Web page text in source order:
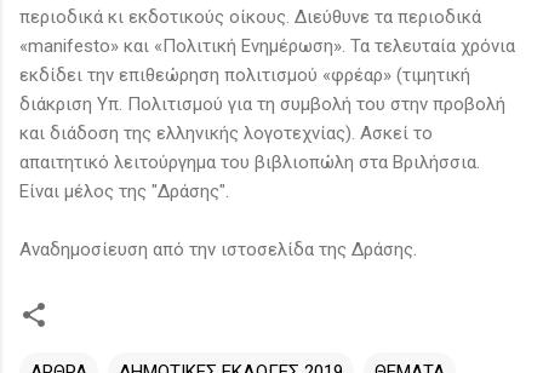
περιοδικά κι εκδοτικούς οίκους. Διεύθυνε τα περιοδικά
«manifesto» και «Πολιτική Ενημέρωση». Τα τελευταία χρόνια
εκδίδει την επιθεώρηση πολιτισμού «φρέαρ» (τιμητική
διάκριση Υπ. Πολιτισμού για τη συμβολή του στην προβολή
και διάδοση της ελληνικής λογοτεχνίας). Ασκεί το
απαιτητικό λειτούργημα του βιβλιοπώλη στα Βριλήσσια.
Είναι μέλος της "Δράσης".
Αναδημοσίευση από την ιστοσελίδα της Δράσης.